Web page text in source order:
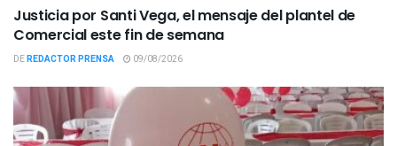
Justicia por Santi Vega, el mensaje del plantel de
Comercial este fin de semana
DEREDACTOR PRENSA 09/08/2026